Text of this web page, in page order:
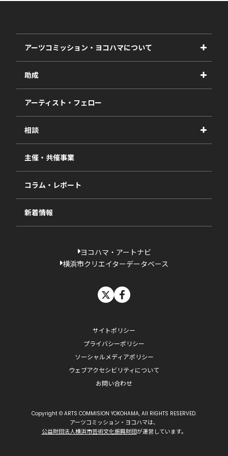
アーツコミッション・ヨコハマについて
事業紹介
事業報告書
助成
2027年度
2026年度
2025年度
2024年度
2023年度
過去の採択一覧
アーティスト・フェロー
相談
視察・ヒアリング・研究
相談依頼フォーム
主催・共催事業
コラム・レポート
新着情報
ヨコハマ・アートナビ
横浜市クリエイターデータベース
サイトポリシー
プライバシーポリシー
ソーシャルメディアポリシー
ウェブアクセシビリティについて
お問い合わせ
Copyright © ARTS COMMISION YOKOHAMA, All RIGHTS RESERVED.
アーツコミッション・ヨコハマは、
公益財団法人横浜市芸術文化振興財団が運営しています。